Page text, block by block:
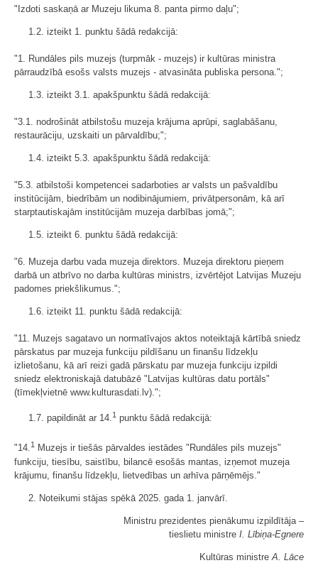
"Izdoti saskaņā ar Muzeju likuma 8. panta pirmo daļu";
1.2. izteikt 1. punktu šādā redakcijā:
"1. Rundāles pils muzejs (turpmāk - muzejs) ir kultūras ministra
pārraudzībā esošs valsts muzejs - atvasināta publiska persona.";
1.3. izteikt 3.1. apakšpunktu šādā redakcijā:
"3.1. nodrošināt atbilstošu muzeja krājuma aprūpi, saglabāšanu,
restaurāciju, uzskaiti un pārvaldību;";
1.4. izteikt 5.3. apakšpunktu šādā redakcijā:
"5.3. atbilstoši kompetencei sadarboties ar valsts un pašvaldību
institūcijām, biedrībām un nodibinājumiem, privātpersonām, kā arī
starptautiskajām institūcijām muzeja darbības jomā;";
1.5. izteikt 6. punktu šādā redakcijā:
"6. Muzeja darbu vada muzeja direktors. Muzeja direktoru pieņem
darbā un atbrīvo no darba kultūras ministrs, izvērtējot Latvijas Muzeju
padomes priekšlikumus.";
1.6. izteikt 11. punktu šādā redakcijā:
"11. Muzejs sagatavo un normatīvajos aktos noteiktajā kārtībā sniedz
pārskatus par muzeja funkciju pildīšanu un finanšu līdzekļu
izlietošanu, kā arī reizi gadā pārskatu par muzeja funkciju izpildi
sniedz elektroniskajā datubāzē "Latvijas kultūras datu portāls"
(tīmekļvietnē www.kulturasdati.lv).";
1.7. papildināt ar 14.1 punktu šādā redakcijā:
"14.1
Muzejs ir tiešās pārvaldes iestādes "Rundāles pils muzejs"
funkciju, tiesību, saistību, bilancē esošās mantas, izņemot muzeja
krājumu, finanšu līdzekļu, lietvedības un arhīva pārņēmējs."
2. Noteikumi stājas spēkā 2025. gada 1. janvārī.
Ministru prezidentes pienākumu izpildītāja ‒
tieslietu ministre I. Lībiņa-Egnere
Kultūras ministre A. Lāce